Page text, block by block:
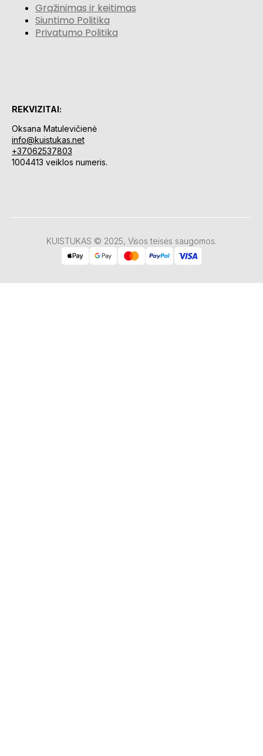
Grąžinimas ir keitimas
Siuntimo Politika
Privatumo Politika
REKVIZITAI:
Oksana Matulevičienė
info@kuistukas.net
+37062537803
1004413 veiklos numeris.
KUISTUKAS © 2025, Visos teisės saugomos.